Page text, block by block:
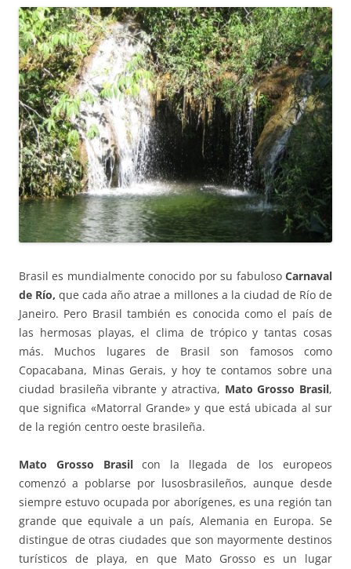
Brasil es mundialmente conocido por su fabuloso Carnaval
de Río,que cada año atrae a millones a la ciudad de Río de
Janeiro. Pero Brasil también es conocida como el país de
las hermosas playas, el clima de trópico y tantas cosas
más. Muchos lugares de Brasil son famosos como
Copacabana, Minas Gerais, y hoy te contamos sobre una
ciudad brasileña vibrante y atractiva, Mato Grosso Brasil,
que significa «Matorral Grande» y que está ubicada al sur
de la región centro oeste brasileña.
Mato Grosso Brasilcon la llegada de los europeos
comenzó a poblarse por lusosbrasileños, aunque desde
siempre estuvo ocupada por aborígenes, es una región tan
grande que equivale a un país, Alemania en Europa. Se
distingue de otras ciudades que son mayormente destinos
turísticos de playa, en que Mato Grosso es un lugar